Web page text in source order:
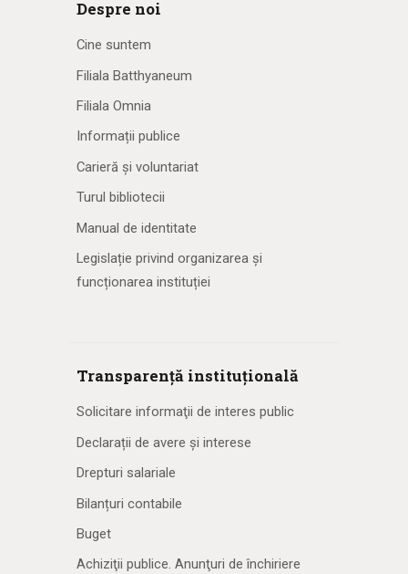
Despre noi
Cine suntem
Filiala Batthyaneum
Filiala Omnia
Informații publice
Carieră și voluntariat
Turul bibliotecii
Manual de identitate
Legislație privind organizarea și
funcționarea instituției
Transparență instituțională
Solicitare informaţii de interes public
Declarații de avere și interese
Drepturi salariale
Bilanțuri contabile
Buget
Achiziţii publice. Anunţuri de închiriere